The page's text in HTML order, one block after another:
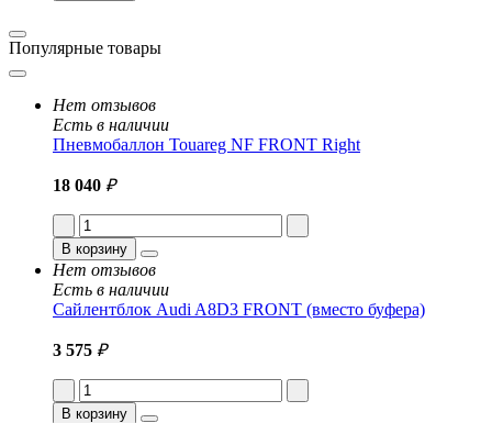
Популярные товары
Нет отзывов
Есть в наличии
Пневмобаллон Touareg NF FRONT Right
18 040 ₽
В корзину
Нет отзывов
Есть в наличии
Сайлентблок Audi A8D3 FRONT (вместо буфера)
3 575 ₽
В корзину